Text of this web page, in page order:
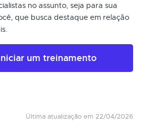
no assunto, seja para sua
que busca destaque em relação
um treinamento
Última atualização em 22/04/2026